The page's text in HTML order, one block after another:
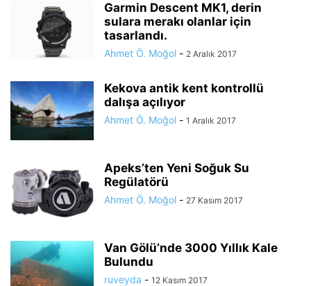
Garmin Descent MK1, derin
sulara merakı olanlar için
tasarlandı.
Ahmet Ö. Moğol - 2 Aralık 2017
Kekova antik kent kontrollü
dalışa açılıyor
Ahmet Ö. Moğol - 1 Aralık 2017
Apeks’ten Yeni Soğuk Su
Regülatörü
Ahmet Ö. Moğol - 27 Kasım 2017
Van Gölü’nde 3000 Yıllık Kale
Bulundu
ruveyda - 12 Kasım 2017